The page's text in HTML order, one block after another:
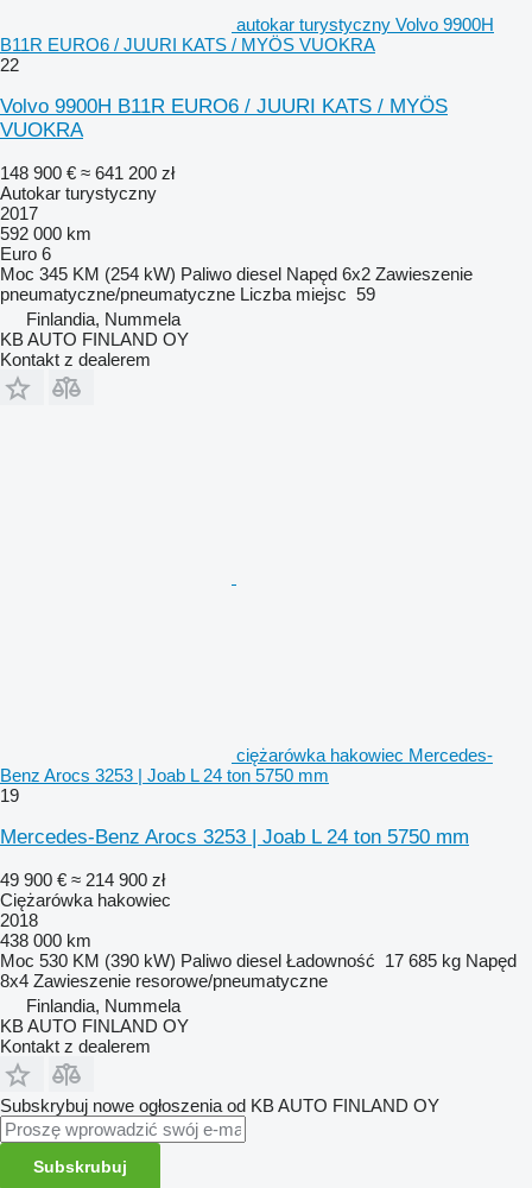
autokar turystyczny Volvo 9900H
B11R EURO6 / JUURI KATS / MYÖS VUOKRA
22
Volvo 9900H B11R EURO6 / JUURI KATS / MYÖS
VUOKRA
148 900 € ≈ 641 200 zł
Autokar turystyczny
2017
592 000 km
Euro 6
Moc 345 KM (254 kW) Paliwo diesel Napęd 6x2 Zawieszenie
pneumatyczne/pneumatyczne Liczba miejsc 59
Finlandia, Nummela
KB AUTO FINLAND OY
Kontakt z dealerem
ciężarówka hakowiec Mercedes-
Benz Arocs 3253 | Joab L 24 ton 5750 mm
19
Mercedes-Benz Arocs 3253 | Joab L 24 ton 5750 mm
49 900 € ≈ 214 900 zł
Ciężarówka hakowiec
2018
438 000 km
Moc 530 KM (390 kW) Paliwo diesel Ładowność 17 685 kg Napęd
8x4 Zawieszenie resorowe/pneumatyczne
Finlandia, Nummela
KB AUTO FINLAND OY
Kontakt z dealerem
Subskrybuj nowe ogłoszenia od KB AUTO FINLAND OY
Subskrubuj